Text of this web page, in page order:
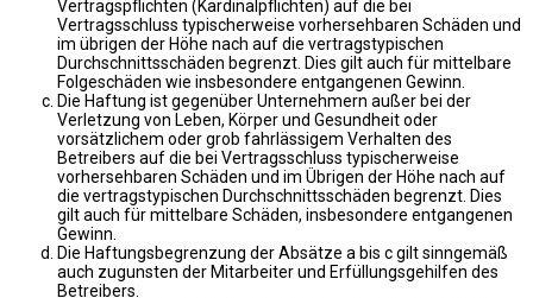
Vertragspflichten (Kardinalpflichten) auf die bei
Vertragsschluss typischerweise vorhersehbaren Schäden und
im übrigen der Höhe nach auf die vertragstypischen
Durchschnittsschäden begrenzt. Dies gilt auch für mittelbare
Folgeschäden wie insbesondere entgangenen Gewinn.
Die Haftung ist gegenüber Unternehmern außer bei der
Verletzung von Leben, Körper und Gesundheit oder
vorsätzlichem oder grob fahrlässigem Verhalten des
Betreibers auf die bei Vertragsschluss typischerweise
vorhersehbaren Schäden und im Übrigen der Höhe nach auf
die vertragstypischen Durchschnittsschäden begrenzt. Dies
gilt auch für mittelbare Schäden, insbesondere entgangenen
Gewinn.
Die Haftungsbegrenzung der Absätze a bis c gilt sinngemäß
auch zugunsten der Mitarbeiter und Erfüllungsgehilfen des
Betreibers.